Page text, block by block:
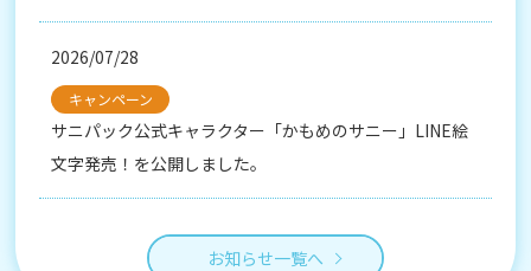
2026/07/28
キャンペーン
サニパック公式キャラクター「かもめのサニー」LINE絵
文字発売！を公開しました。
お知らせ一覧へ